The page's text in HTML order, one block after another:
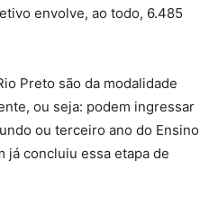
envolve, ao todo, 6.485
Preto são da modalidade
ou seja: podem ingressar
ou terceiro ano do Ensino
já concluiu essa etapa de